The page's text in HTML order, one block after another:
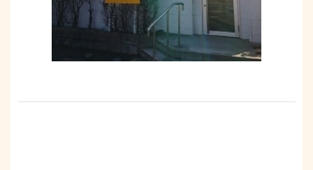
れいる u